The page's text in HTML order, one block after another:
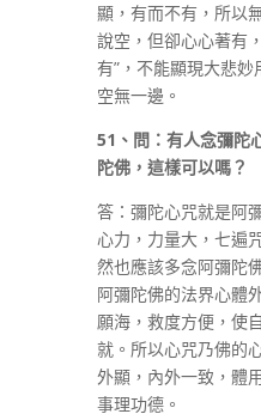
顯，有而不有，所以
說空，但卻心心著有
有”，不能顯現大悲妙
空無一邊。
51 、問：有人念彌陀
陀佛，這樣可以嗎？
答：彌陀心咒就是阿
心力，力量大，七遍
然也應該多念阿彌陀
阿彌陀佛的法界心體
願海，救度方便，使
就。所以心咒乃佛的
外顯，內外一致，體
事理功德。